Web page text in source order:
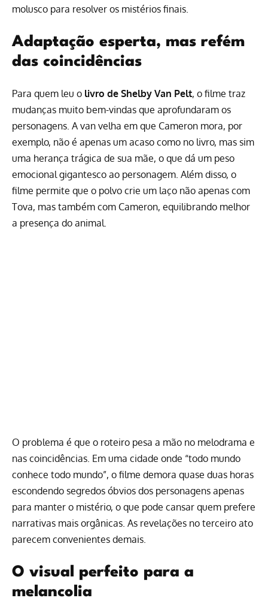
molusco para resolver os mistérios finais.
Adaptação esperta, mas refém
das coincidências
Para quem leu o livro de Shelby Van Pelt, o filme traz
mudanças muito bem-vindas que aprofundaram os
personagens. A van velha em que Cameron mora, por
exemplo, não é apenas um acaso como no livro, mas sim
uma herança trágica de sua mãe, o que dá um peso
emocional gigantesco ao personagem. Além disso, o
filme permite que o polvo crie um laço não apenas com
Tova, mas também com Cameron, equilibrando melhor
a presença do animal.
O problema é que o roteiro pesa a mão no melodrama e
nas coincidências. Em uma cidade onde “todo mundo
conhece todo mundo”, o filme demora quase duas horas
escondendo segredos óbvios dos personagens apenas
para manter o mistério, o que pode cansar quem prefere
narrativas mais orgânicas. As revelações no terceiro ato
parecem convenientes demais.
O visual perfeito para a
melancolia